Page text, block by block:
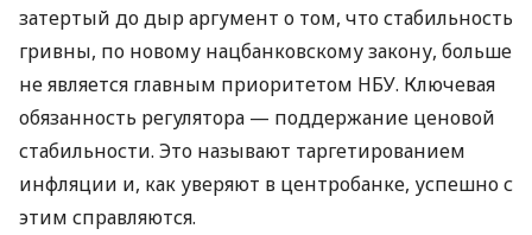
затертый до дыр аргумент о том, что стабильность
гривны, по новому нацбанковскому закону, больше
не является главным приоритетом НБУ. Ключевая
обязанность регулятора — поддержание ценовой
стабильности. Это называют таргетированием
инфляции и, как уверяют в центробанке, успешно с
этим справляются.